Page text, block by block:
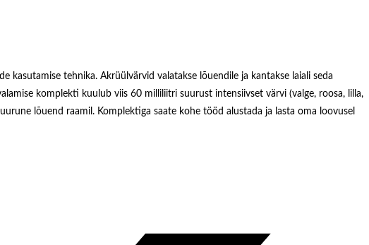
kasutamise tehnika. Akrüülvärvid valatakse lõuendile ja kantakse laiali seda
komplekti kuulub viis 60 milliliitri suurust intensiivset värvi (valge, roosa, lilla,
lõuend raamil. Komplektiga saate kohe tööd alustada ja lasta oma loovusel